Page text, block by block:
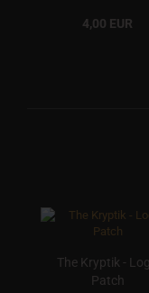
4,00 EUR
The Kryptik -
Patch